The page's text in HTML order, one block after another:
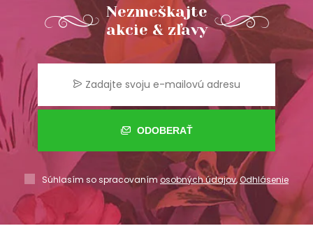
Nezmeškajte
akcie & zľavy
ODOBERAŤ
Súhlasím so spracovaním osobných údajov,Odhlásenie